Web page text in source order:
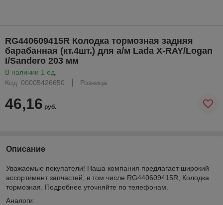
RG440609415R Колодка тормозная задняя
барабанная (кт.4шт.) для а/м Lada X-RAY/Logan
I/Sandero 203 мм
В наличии 1 ед.
Код: 00005426650
Розница
46,16 руб.
Описание
Уважаемые покупатели! Наша компания предлагает широкий
ассортимент запчастей, в том числе RG440609415R, Колодка
тормозная. Подробнее уточняйте по телефонам.
Аналоги: